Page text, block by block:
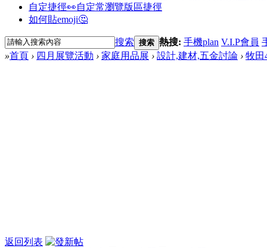
自定捷徑👀自定常瀏覽版區捷徑
如何貼emoji🤔
搜索 搜索 熱搜: 手機plan V.I.P會員
»首頁 › 四月展覽活動 › 家庭用品展 › 設計,建材,五金討論 › 牧田
返回列表